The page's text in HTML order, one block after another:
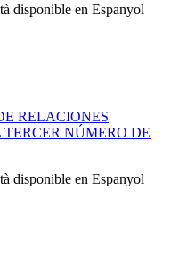
disponible en Espanyol
RELACIONES
NÚMERO DE
disponible en Espanyol